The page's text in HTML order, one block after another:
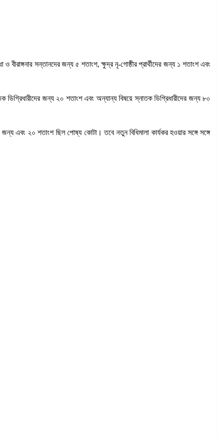
বীরাঙ্গনার সন্তানদের জন্য ৫ শতাংশ, ক্ষুদ্র নৃ-গোষ্ঠীর প্রার্থীদের জন্য ১ শতাংশ এবং
ডিগ্রিধারীদের জন্য ২০ শতাংশ এবং অন্যান্য বিষয়ে স্নাতক ডিগ্রিধারীদের জন্য ৮০
এবং ২০ শতাংশ ছিল পোষ্য কোটা। তবে নতুন বিধিমালা কার্যকর হওয়ার সঙ্গে সঙ্গে